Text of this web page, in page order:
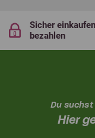
Sicher
bezahlen
Du
Hier